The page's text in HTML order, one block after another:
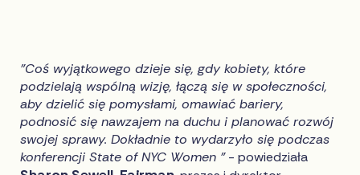
"Coś wyjątkowego dzieje się, gdy kobiety, które
podzielają wspólną wizję, łączą się w społeczności,
aby dzielić się pomysłami, omawiać bariery,
podnosić się nawzajem na duchu i planować rozwój
swojej sprawy. Dokładnie to wydarzyło się podczas
konferencji State of NYC Women "- powiedziała